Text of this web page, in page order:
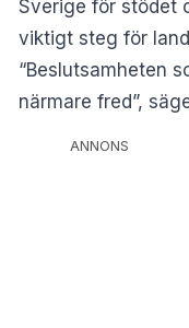
Sverige för stödet
viktigt steg för
“Beslutsamheten
närmare fred”,
ANNONS